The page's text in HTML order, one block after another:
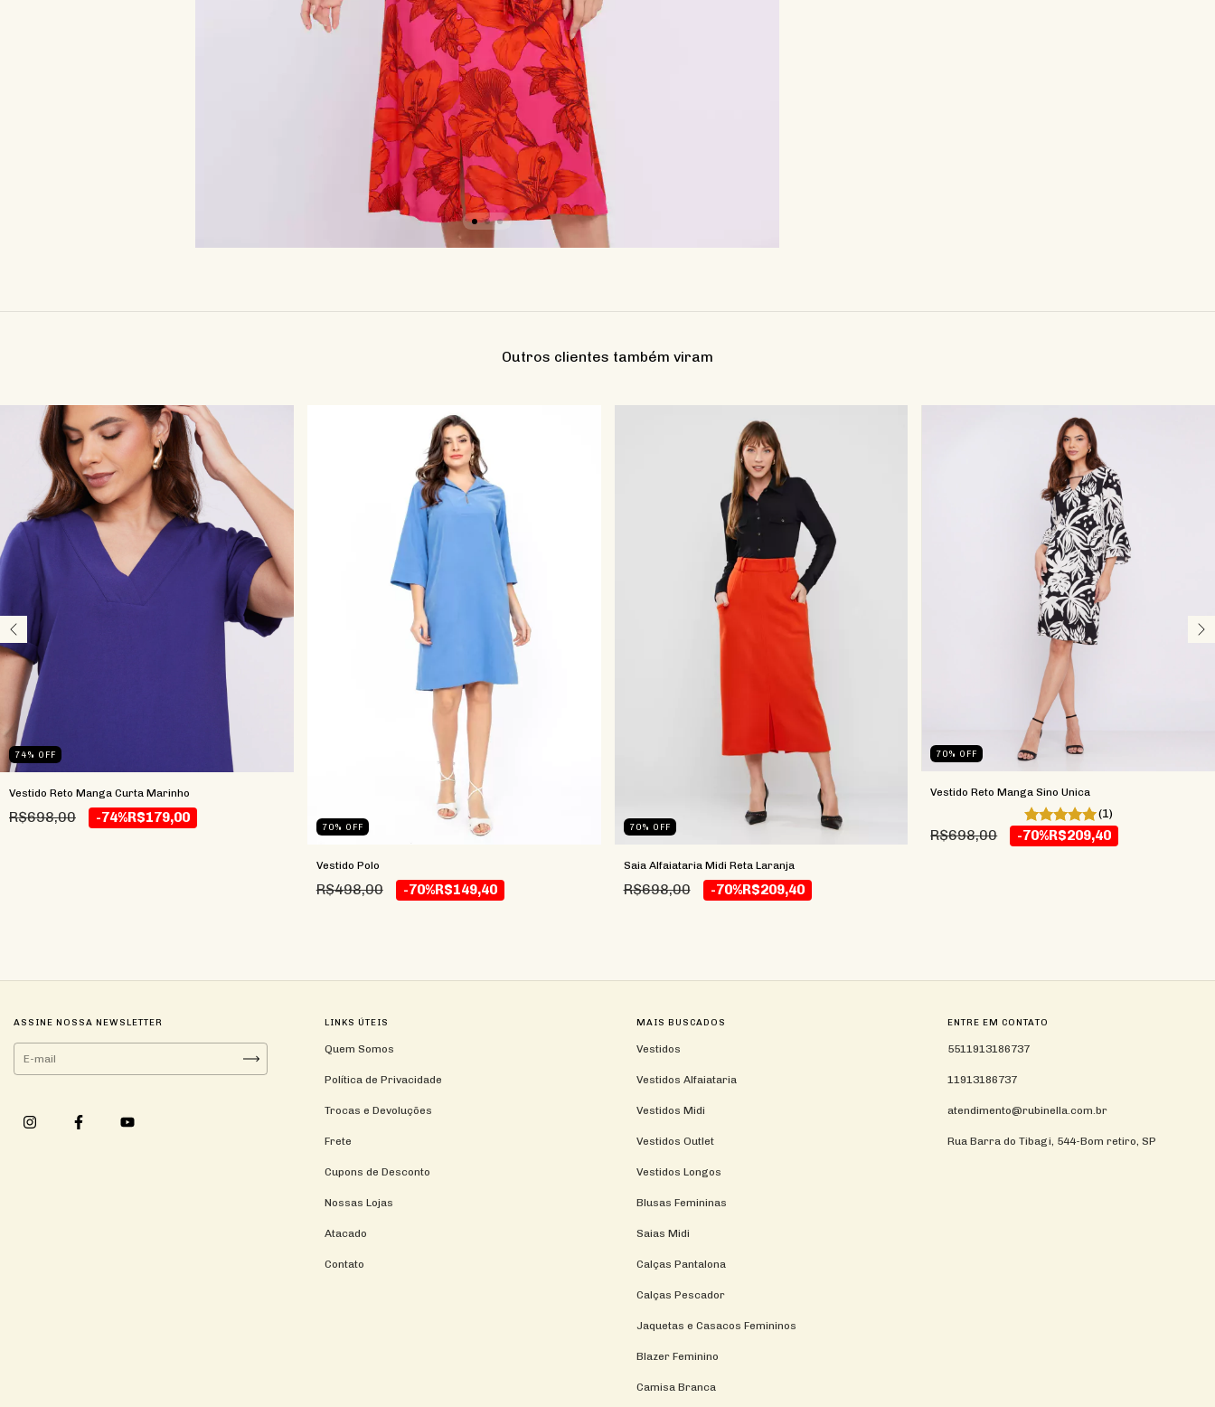
Outros clientes também viram
74% OFF
Vestido Reto Manga Curta Marinho
R$698,00 -74%R$179,00
70% OFF
Vestido Polo
R$498,00 -70%R$149,40
70% OFF
Saia Alfaiataria Midi Reta Laranja
R$698,00 -70%R$209,40
70% OFF
Vestido Reto Manga Sino Unica
(1)
R$698,00 -70%R$209,40
ASSINE NOSSA NEWSLETTER LINKS ÚTEIS
Quem Somos
Política de Privacidade
Trocas e Devoluções
Frete
Cupons de Desconto
Nossas Lojas
Atacado
Contato
MAIS BUSCADOS
Vestidos
Vestidos Alfaiataria
Vestidos Midi
Vestidos Outlet
Vestidos Longos
Blusas Femininas
Saias Midi
Calças Pantalona
Calças Pescador
Jaquetas e Casacos Femininos
Blazer Feminino
Camisa Branca
ENTRE EM CONTATO
5511913186737
11913186737
atendimento@rubinella.com.br
Rua Barra do Tibagi, 544-Bom retiro, SP